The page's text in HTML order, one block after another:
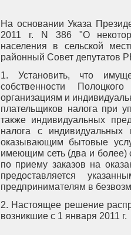
На основании Указа
2011 г. N 386 "О
населения в сельской
районный Совет депутатов
1. Установить, что
собственности
организациям и
плательщиков налога при
также индивидуальных
налога с индивидуальных
оказывающим бытовые
имеющим сеть (два и более)
по приему заказов на
предоставляется
предпринимателям в
2. Настоящее решение
возникшие с 1 января 2011 г.